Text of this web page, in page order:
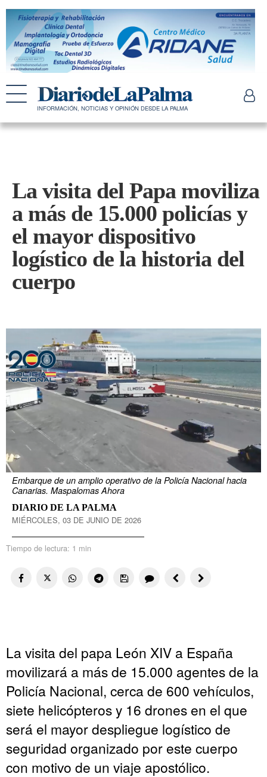
INFORMACIÓN, NOTICIAS Y OPINIÓN DESDE LA PALMA
La visita del Papa moviliza
a más de 15.000 policías y
el mayor dispositivo
logístico de la historia del
cuerpo
Embarque de un amplio operativo de la Policía Nacional hacia
Canarias. Maspalomas Ahora
DIARIO DE LA PALMA
MIÉRCOLES, 03 DE JUNIO DE 2026
Tiempo de lectura: 1 min
La visita del papa León XIV a España
movilizará a más de 15.000 agentes de la
Policía Nacional, cerca de 600 vehículos,
siete helicópteros y 16 drones en el que
será el mayor despliegue logístico de
seguridad organizado por este cuerpo
con motivo de un viaje apostólico.